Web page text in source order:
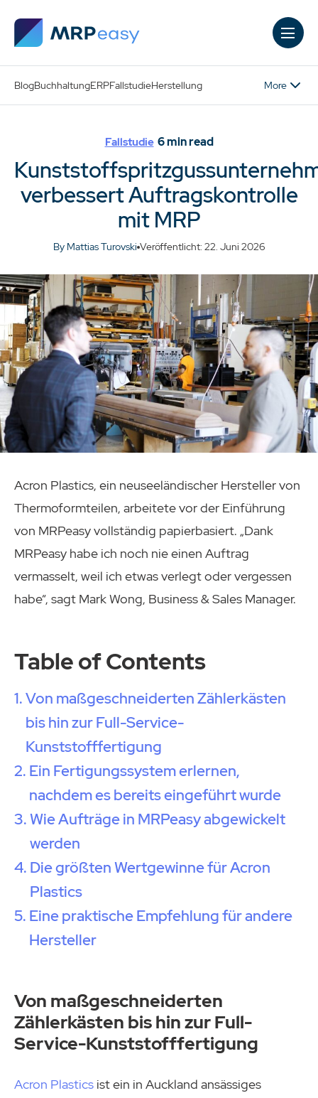
BlogBuchhaltungERPFallstudieHerstellung More
Fallstudie 6min read
verbessert Auftragskontrolle
mit MRP
By Mattias Turovski Veröffentlicht: 22. Juni 2026
Acron Plastics, ein neuseeländischer Hersteller von
Thermoformteilen, arbeitete vor der Einführung
von MRPeasy vollständig papierbasiert. „Dank
MRPeasy habe ich noch nie einen Auftrag
vermasselt, weil ich etwas verlegt oder vergessen
habe“, sagt Mark Wong, Business & Sales Manager.
Table of Contents
Von maßgeschneiderten Zählerkästen
bis hin zur Full-Service-
Kunststofffertigung
Ein Fertigungssystem erlernen,
nachdem es bereits eingeführt wurde
Wie Aufträge in MRPeasy abgewickelt
werden
Die größten Wertgewinne für Acron
Plastics
Eine praktische Empfehlung für andere
Hersteller
Von maßgeschneiderten
Zählerkästen bis hin zur Full-
Service-Kunststofffertigung
Acron Plastics ist ein in Auckland ansässiges